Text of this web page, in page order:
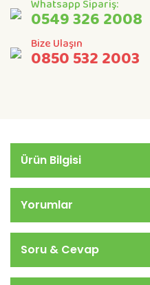
Whatsapp Sipariş:
0549 326 2008
Bize Ulaşın
0850 532 2003
Ürün Bilgisi
Yorumlar
Soru & Cevap